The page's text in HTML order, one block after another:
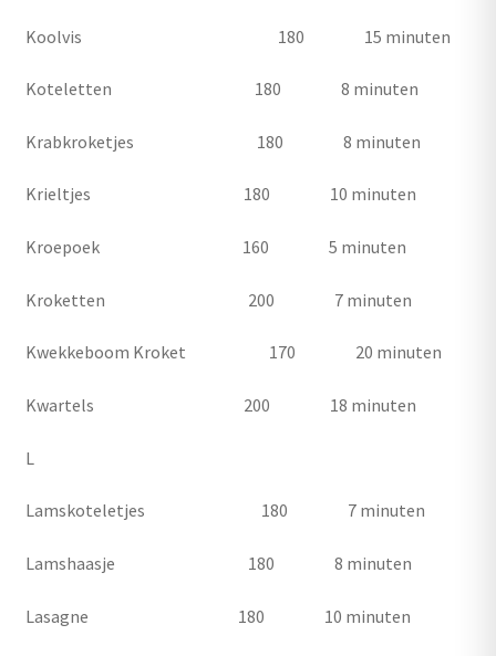
Koolvis 180 15 minuten
Koteletten 180 8 minuten
Krabkroketjes 180 8 minuten
Krieltjes 180 10 minuten
Kroepoek 160 5 minuten
Kroketten 200 7 minuten
Kwekkeboom Kroket 170 20 minuten
Kwartels 200 18 minuten
L
Lamskoteletjes 180 7 minuten
Lamshaasje 180 8 minuten
Lasagne 180 10 minuten